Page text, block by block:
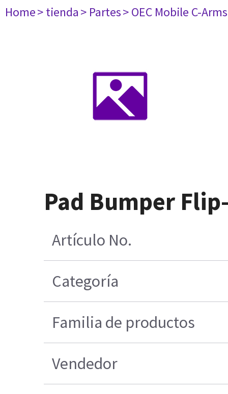
Home> tienda> Partes> OEC Mobile C-Arms
Pad Bumper
Artículo No.
Categoría
Familia de productos
Vendedor